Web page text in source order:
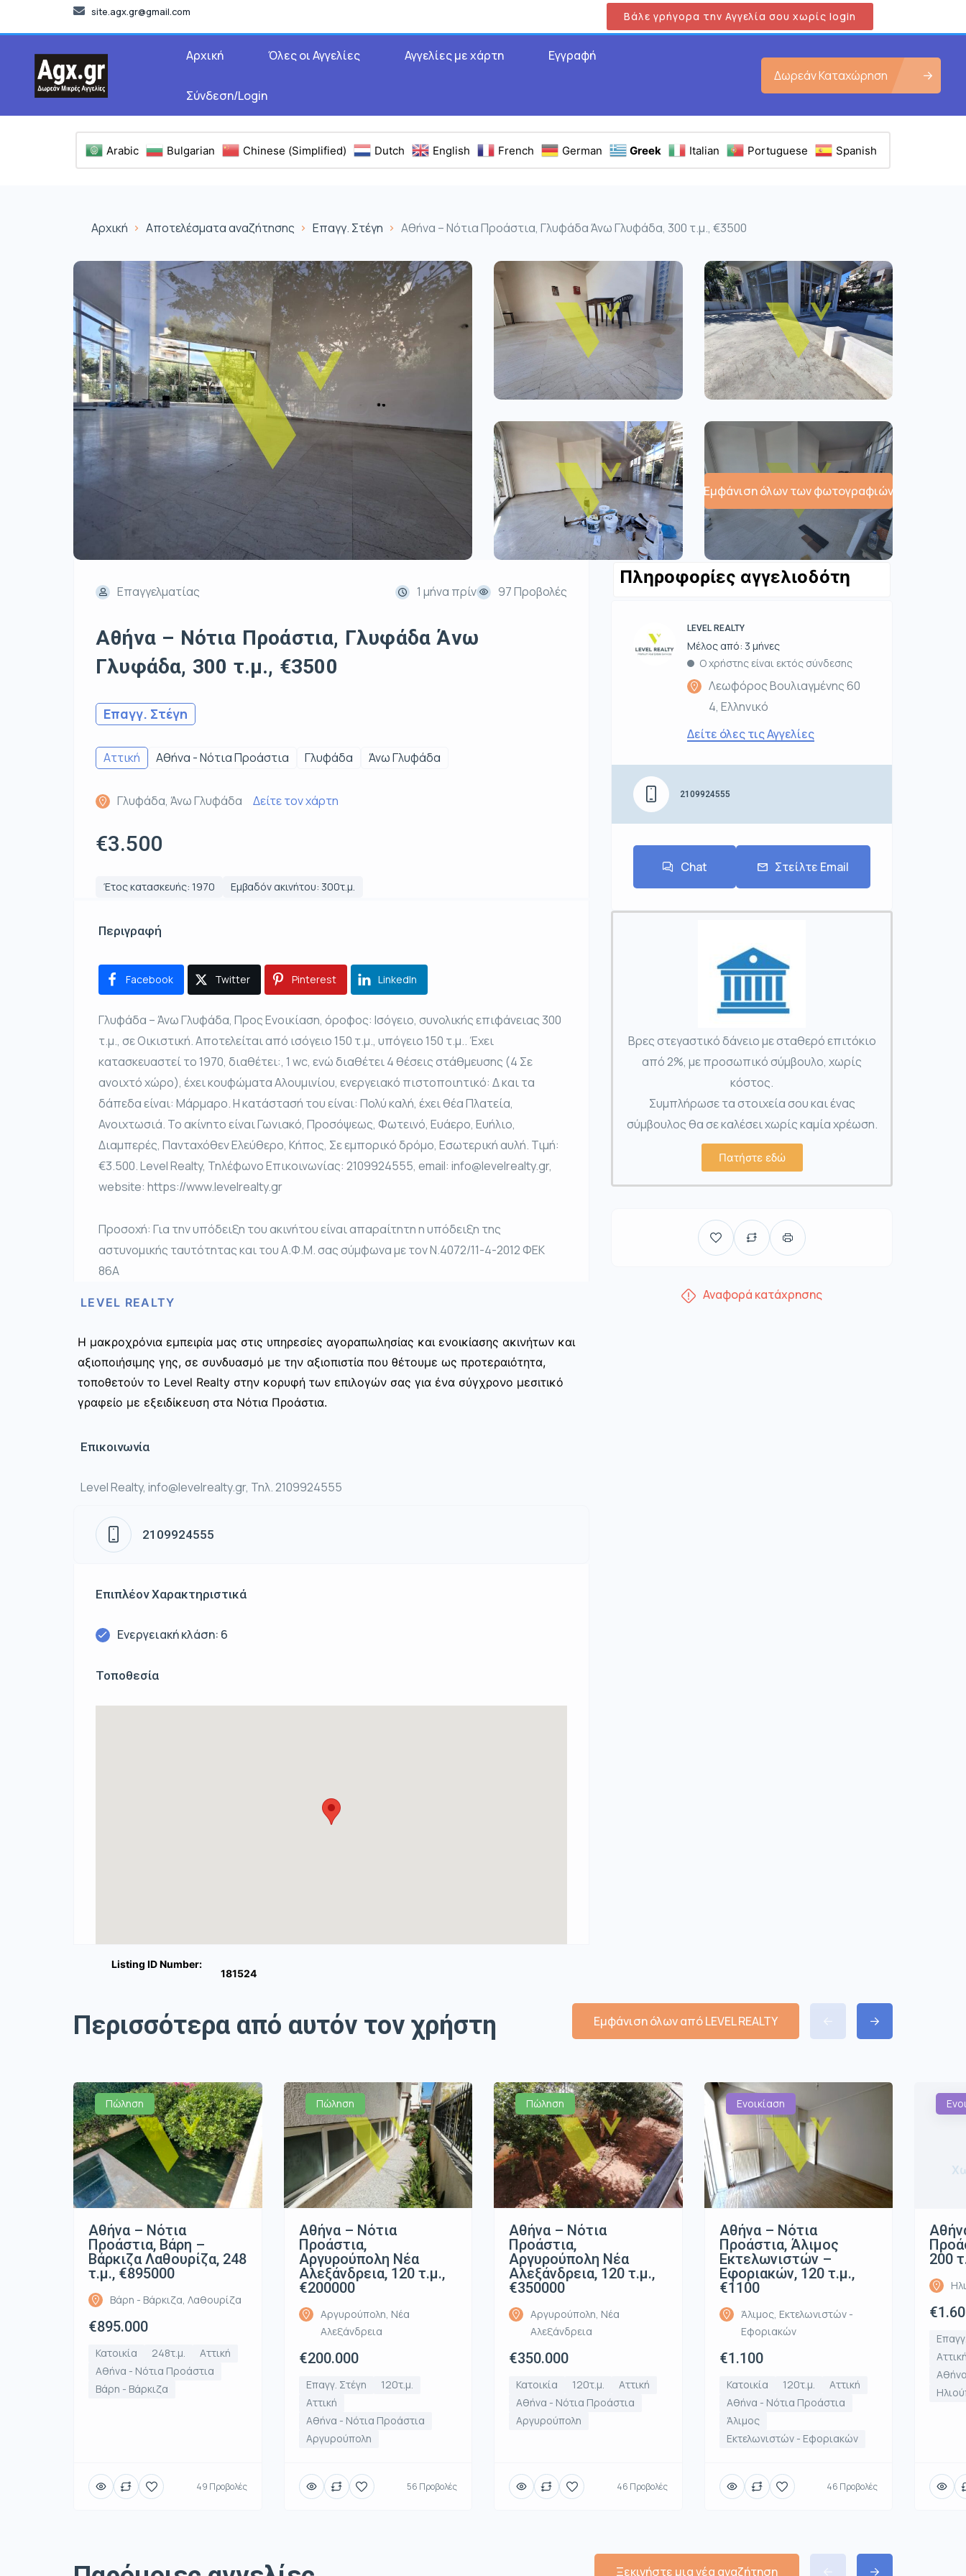
site.agx.gr@gmail.com Βάλε γρήγορα την Αγγελία σου χωρίς login
Αρχική Όλες οι Αγγελίες Αγγελίες με χάρτη Εγγραφή
Σύνδεση/Login
Δωρεάν Καταχώρηση
Arabic Bulgarian Chinese (Simplified) Dutch English French German Greek Italian Portuguese Spanish
Αρχική Αποτελέσματα αναζήτησης Επαγγ. Στέγη Αθήνα – Νότια Προάστια, Γλυφάδα Άνω Γλυφάδα, 300 τ.μ., €3500
Εμφάνιση όλων των φωτογραφιών
Επαγγελματίας 1 μήνα πρίν 97 Προβολές
Αθήνα – Νότια Προάστια, Γλυφάδα Άνω
Γλυφάδα, 300 τ.μ., €3500
Επαγγ. Στέγη
Αττική Αθήνα - Νότια Προάστια Γλυφάδα Άνω Γλυφάδα
Γλυφάδα, Άνω Γλυφάδα Δείτε τον χάρτη
€3.500
Έτος κατασκευής: 1970 Εμβαδόν ακινήτου: 300τ.μ.
Περιγραφή
Facebook Twitter Pinterest LinkedIn
Γλυφάδα – Άνω Γλυφάδα, Προς Ενοικίαση, όροφος: Ισόγειο, συνολικής επιφάνειας 300
τ.μ., σε Οικιστική. Αποτελείται από ισόγειο 150 τ.μ., υπόγειο 150 τ.μ.. Έχει
κατασκευαστεί το 1970, διαθέτει:, 1 wc, ενώ διαθέτει 4 θέσεις στάθμευσης (4 Σε
ανοιχτό χώρο), έχει κουφώματα Αλουμινίου, ενεργειακό πιστοποιητικό: Δ και τα
δάπεδα είναι: Μάρμαρο. Η κατάστασή του είναι: Πολύ καλή, έχει θέα Πλατεία,
Ανοιχτωσιά. Το ακίνητο είναι Γωνιακό, Προσόψεως, Φωτεινό, Ευάερο, Ευήλιο,
Διαμπερές, Πανταχόθεν Ελεύθερο, Κήπος, Σε εμπορικό δρόμο, Εσωτερική αυλή. Τιμή:
€3.500. Level Realty, Τηλέφωνο Επικοινωνίας: 2109924555, email: info@levelrealty.gr,
website: https://www.levelrealty.gr
Προσοχή: Για την υπόδειξη του ακινήτου είναι απαραίτητη η υπόδειξη της
αστυνομικής ταυτότητας και του Α.Φ.Μ. σας σύμφωνα με τον Ν.4072/11-4-2012 ΦΕΚ
86Α
LEVEL REALTY
Η μακροχρόνια εμπειρία μας στις υπηρεσίες αγοραπωλησίας και ενοικίασης ακινήτων και
αξιοποιήσιμης γης, σε συνδυασμό με την αξιοπιστία που θέτουμε ως προτεραιότητα,
τοποθετούν το Level Realty στην κορυφή των επιλογών σας για ένα σύγχρονο μεσιτικό
γραφείο με εξειδίκευση στα Νότια Προάστια.
Επικοινωνία
Level Realty, info@levelrealty.gr, Τηλ. 2109924555
2109924555
Επιπλέον Χαρακτηριστικά
Ενεργειακή κλάση: 6
Τοποθεσία
Listing ID Number:
181524
Πληροφορίες αγγελιοδότη
LEVEL REALTY
Μέλος από: 3 μήνες
Ο χρήστης είναι εκτός σύνδεσης
Λεωφόρος Βουλιαγμένης 60
4, Ελληνικό
Δείτε όλες τις Αγγελίες
2109924555
Chat Στείλτε Email
Βρες στεγαστικό δάνειο με σταθερό επιτόκιο
από 2%, με προσωπικό σύμβουλο, χωρίς
κόστος.
Συμπλήρωσε τα στοιχεία σου και ένας
σύμβουλος θα σε καλέσει χωρίς καμία χρέωση.
Πατήστε εδώ
Αναφορά κατάχρησης
Περισσότερα από αυτόν τον χρήστη Εμφάνιση όλων από LEVEL REALTY
Πώληση
Αθήνα – Νότια
Προάστια, Βάρη –
Βάρκιζα Λαθουρίζα, 248
τ.μ., €895000
Βάρη - Βάρκιζα, Λαθουρίζα
€895.000
Κατοικία 248τ.μ.
Αττική
Αθήνα - Νότια Προάστια
Βάρη - Βάρκιζα
49 Προβολές
Πώληση
Αθήνα – Νότια
Προάστια,
Αργυρούπολη Νέα
Αλεξάνδρεια, 120 τ.μ.,
€200000
Αργυρούπολη, Νέα
Αλεξάνδρεια
€200.000
Επαγγ. Στέγη
120τ.μ.
Αττική
Αθήνα - Νότια Προάστια
Αργυρούπολη
56 Προβολές
Πώληση
Αθήνα – Νότια
Προάστια,
Αργυρούπολη Νέα
Αλεξάνδρεια, 120 τ.μ.,
€350000
Αργυρούπολη, Νέα
Αλεξάνδρεια
€350.000
Κατοικία 120τ.μ.
Αττική
Αθήνα - Νότια Προάστια
Αργυρούπολη
46 Προβολές
Ενοικίαση
Αθήνα – Νότια
Προάστια, Άλιμος
Εκτελωνιστών –
Εφοριακών, 120 τ.μ.,
€1100
Άλιμος, Εκτελωνιστών -
Εφοριακών
€1.100
Κατοικία 120τ.μ.
Αττική
Αθήνα - Νότια Προάστια
Άλιμος
Εκτελωνιστών - Εφοριακών
46 Προβολές
200
Ξεκινήστε μια νέα αναζήτηση